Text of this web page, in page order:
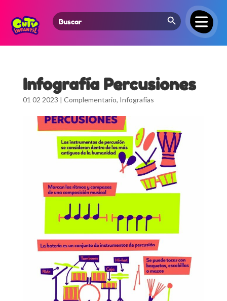
Search
for:
Search Button
Infografía Percusiones
01 02 2023 | Complementario, Infografías